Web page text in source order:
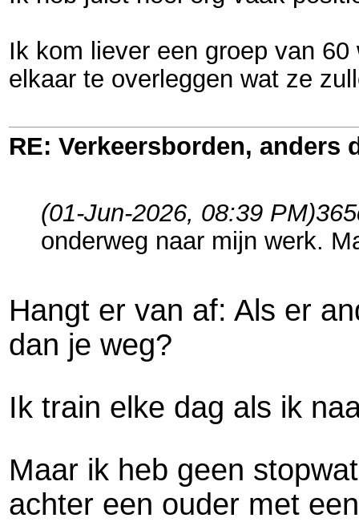
Ik kom liever een groep van
elkaar te overleggen wat ze
RE: Verkeersborden, anders
(01-Jun-2026, 08:39 PM)
onderweg naar mijn werk.
Hangt er van af: Als er
dan je weg?
Ik train elke dag als ik
Maar ik heb geen
achter een ouder met